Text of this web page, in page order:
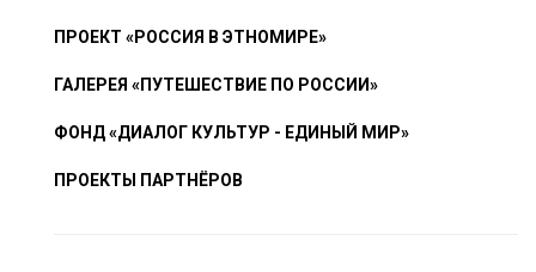
ПРОЕКТ «РОССИЯ В ЭТНОМИРЕ»
ГАЛЕРЕЯ «ПУТЕШЕСТВИЕ ПО РОССИИ»
ФОНД «ДИАЛОГ КУЛЬТУР - ЕДИНЫЙ МИР»
ПРОЕКТЫ ПАРТНЁРОВ